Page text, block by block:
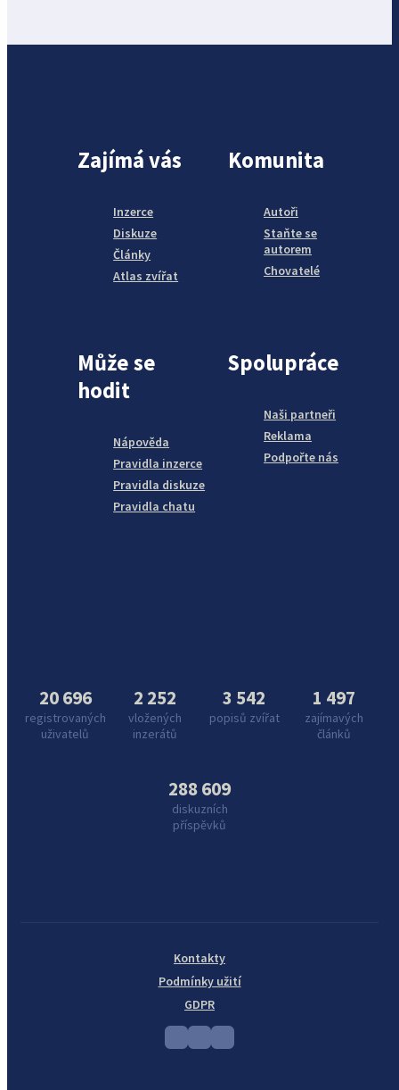
Zajímá vás
Inzerce
Diskuze
Články
Atlas zvířat
Komunita
Autoři
Staňte se
autorem
Chovatelé
Může se
hodit
Nápověda
Pravidla inzerce
Pravidla diskuze
Pravidla chatu
Spolupráce
Naši partneři
Reklama
Podpořte nás
20 696
registrovaných
uživatelů
2 252
vložených
inzerátů
3 542
popisů zvířat
1 497
zajímavých
článků
288 609
diskuzních
příspěvků
Kontakty
Podmínky užití
GDPR